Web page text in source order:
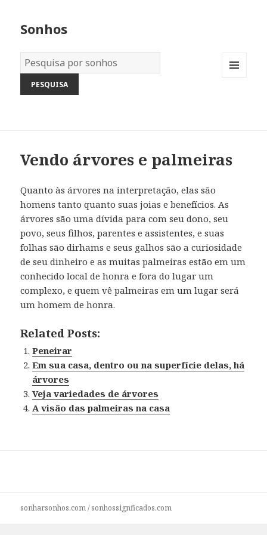
Sonhos
Dicionário
dos
Sonhos:
Vendo árvores e palmeiras
Quanto às árvores na interpretação, elas são
homens tanto quanto suas joias e benefícios. As
árvores são uma dívida para com seu dono, seu
povo, seus filhos, parentes e assistentes, e suas
folhas são dirhams e seus galhos são a curiosidade
de seu dinheiro e as muitas palmeiras estão em um
conhecido local de honra e fora do lugar um
complexo, e quem vê palmeiras em um lugar será
um homem de honra.
Related Posts:
Peneirar
Em sua casa, dentro ou na superfície delas, há
árvores
Veja variedades de árvores
A visão das palmeiras na casa
sonharsonhos.com/sonhossignficados.com